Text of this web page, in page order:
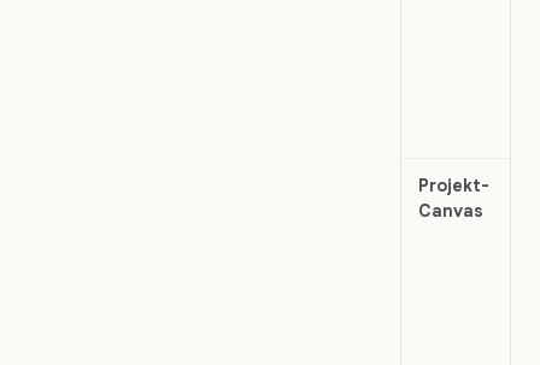
Projekt-
Canvas